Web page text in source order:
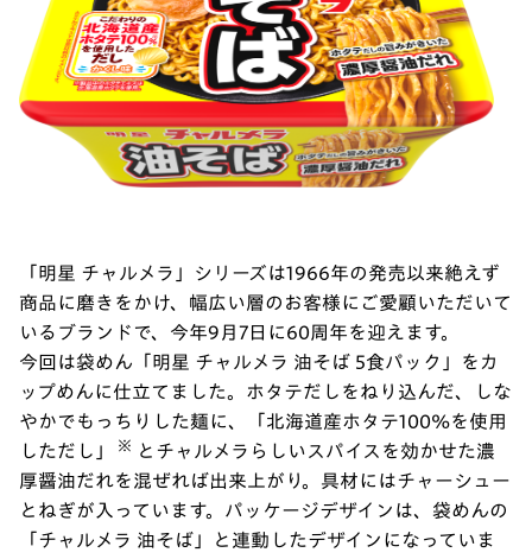
「明星 チャルメラ」シリーズは1966年の発売以来絶えず
商品に磨きをかけ、幅広い層のお客様にご愛顧いただいて
いるブランドで、今年9月7日に60周年を迎えます。
今回は袋めん「明星 チャルメラ 油そば 5食パック」をカ
ップめんに仕立てました。ホタテだしをねり込んだ、しな
やかでもっちりした麺に、「北海道産ホタテ100%を使用
しただし」
※
とチャルメラらしいスパイスを効かせた濃
厚醤油だれを混ぜれば出来上がり。具材にはチャーシュー
とねぎが入っています。パッケージデザインは、袋めんの
「チャルメラ 油そば」と連動したデザインになっていま